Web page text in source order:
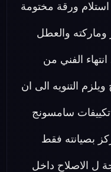
ورقة مختومة
وماركته والعطل
الفني من
التنويه الى ان
سامسونج
بصيانته فقط
ل الاصلاح داخل